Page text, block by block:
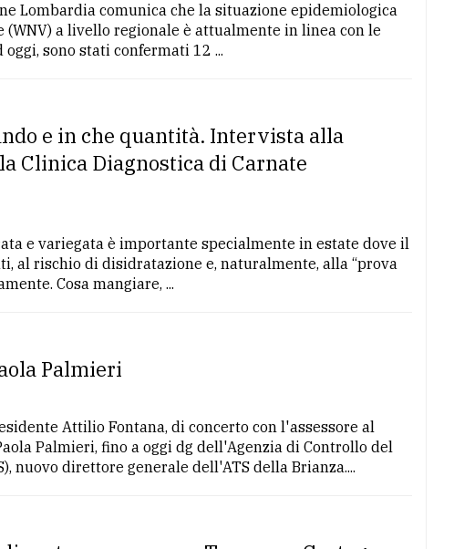
Lombardia comunica che la situazione epidemiologica
a livello regionale è attualmente in linea con le
sono stati confermati 12 ...
e in che quantità. Intervista alla
Clinica Diagnostica di Carnate
e variegata è importante specialmente in estate dove il
al rischio di disidratazione e, naturalmente, alla “prova
Cosa mangiare, ...
Palmieri
Attilio Fontana, di concerto con l'assessore al
Palmieri, fino a oggi dg dell'Agenzia di Controllo del
nuovo direttore generale dell'ATS della Brianza....